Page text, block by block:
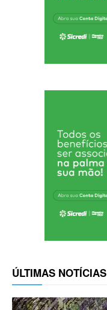
ÚLTIMAS NOTÍCIAS